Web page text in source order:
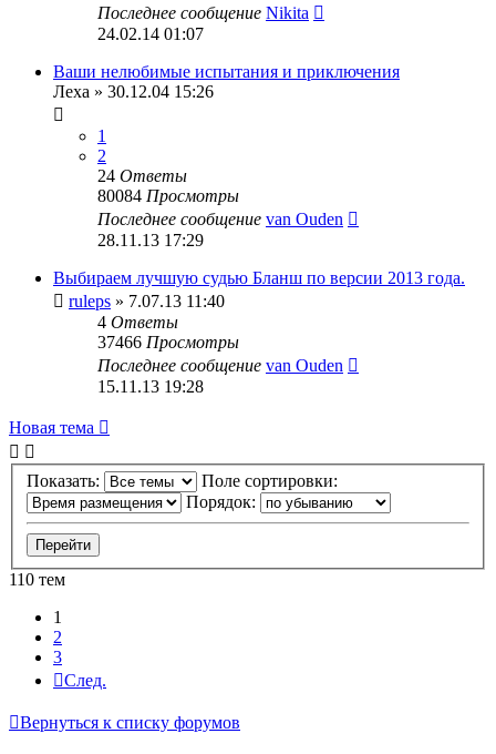
Последнее сообщение Nikita
24.02.14 01:07
Ваши нелюбимые испытания и приключения
Леха » 30.12.04 15:26
1
2
24 Ответы
80084 Просмотры
Последнее сообщение van Ouden
28.11.13 17:29
Выбираем лучшую судью Бланш по версии 2013 года.
ruleps » 7.07.13 11:40
4 Ответы
37466 Просмотры
Последнее сообщение van Ouden
15.11.13 19:28
Новая тема
Показать:
Поле сортировки:
Порядок:
110 тем
1
2
3
След.
Вернуться к списку форумов